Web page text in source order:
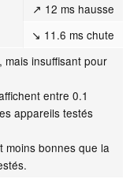
↗ 12 ms hausse
↘ 11.6 ms chute
insuffisant pour
entre 0.1
appareils testés
moins bonnes que la